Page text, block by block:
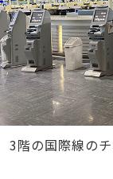
3階の国際線の